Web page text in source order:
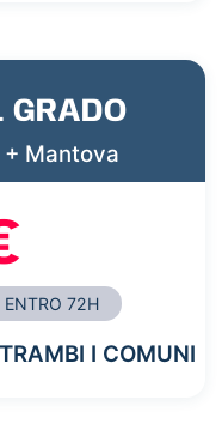
+ Mantova
ENTRO 72H
I COMUNI